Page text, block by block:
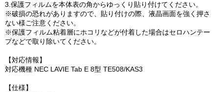
3.保護フィルムを本体表の角からゆっくり貼り付けてください。
※破損の恐れがありますので、貼り付けの際、液晶画面を強く押さ
ない様ご注意ください。
※保護フィルム粘着層にホコリなどが付着した場合はセロハンテー
プなどで取り除いてください。
【対応情報】
対応機種 NEC LAVIE Tab E 8型 TE508/KAS3
【仕様】